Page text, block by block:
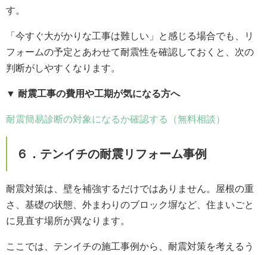
す。
「今すぐ大がかりな工事は難しい」と感じる場合でも、リ
フォームの予定とあわせて耐震性を確認しておくと、次の
判断がしやすくなります。
▼ 耐震工事の費用や工期が気になる方へ
耐震簡易診断の対象になるか確認する（無料相談）
６．テンイチの耐震リフォーム事例
耐震対策は、壁を補強するだけではありません。屋根の重
さ、基礎の状態、外まわりのブロック塀など、住まいごと
に見直す場所が異なります。
ここでは、テンイチの施工事例から、耐震対策を考えるう